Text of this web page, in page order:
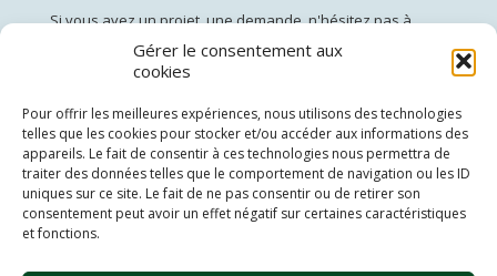
Gérer le consentement aux
cookies
Pour offrir les meilleures expériences, nous utilisons des technologies
telles que les cookies pour stocker et/ou accéder aux informations des
appareils. Le fait de consentir à ces technologies nous permettra de
traiter des données telles que le comportement de navigation ou les ID
uniques sur ce site. Le fait de ne pas consentir ou de retirer son
consentement peut avoir un effet négatif sur certaines caractéristiques
et fonctions.
Si vous avez un projet, une demande, n'hésitez pas à
nous contacter:
jardinsdepan@gmail.com
Siège social: 19 Côte Vendel 22000 St Brieuc
Adresse de livraison: 37 Chemin des Eaux minérales 22000
St Brieuc